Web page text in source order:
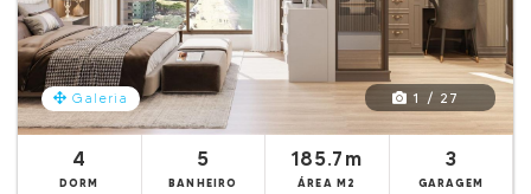
Galeria 1 / 27
4
DORM
5
BANHEIRO
185.7m
ÁREA M2
3
GARAGEM